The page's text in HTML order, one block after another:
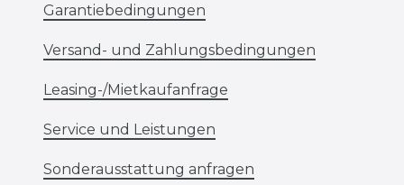
Garantiebedingungen
Versand- und Zahlungsbedingungen
Leasing-/Mietkaufanfrage
Service und Leistungen
Sonderausstattung anfragen